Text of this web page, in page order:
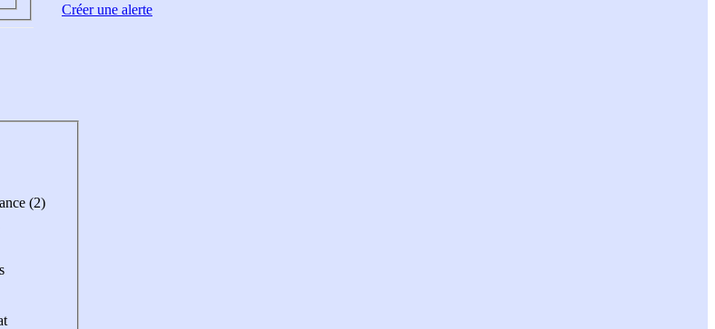
(2)
Créer une alerte